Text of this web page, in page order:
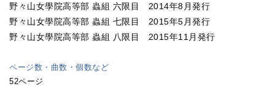
野々山女學院高等部 蟲組 六限目 2014年8月発行
野々山女學院高等部 蟲組 七限目 2015年5月発行
野々山女學院高等部 蟲組 八限目 2015年11月発行
ページ数・曲数・個数など
52ページ